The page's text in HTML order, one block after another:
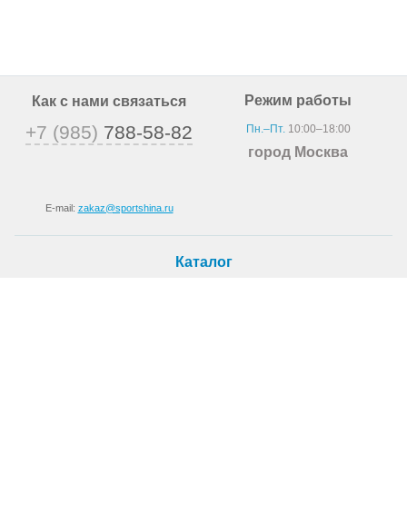
Как с нами связаться
+7 (985) 788-58-82
E-mail: zakaz@sportshina.ru
Режим работы
Пн.–Пт.10:00–18:00
город Москва
Каталог